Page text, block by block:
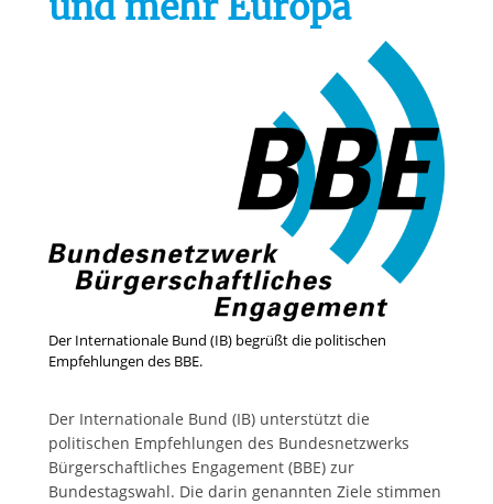
Der Internationale Bund (IB) begrüßt die politischen
Empfehlungen des BBE.
Der Internationale Bund (IB) unterstützt die
politischen Empfehlungen des Bundesnetzwerks
Bürgerschaftliches Engagement (BBE) zur
Bundestagswahl. Die darin genannten Ziele stimmen